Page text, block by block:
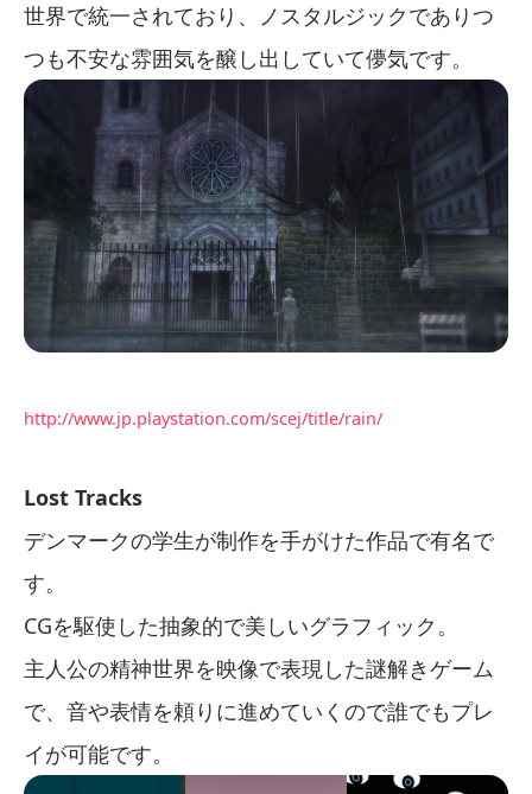
世界で統一されており、ノスタルジックでありつ
つも不安な雰囲気を醸し出していて儚気です。
http://www.jp.playstation.com/scej/title/rain/
Lost Tracks
デンマークの学生が制作を手がけた作品で有名で
す。
CGを駆使した抽象的で美しいグラフィック。
主人公の精神世界を映像で表現した謎解きゲーム
で、音や表情を頼りに進めていくので誰でもプレ
イが可能です。